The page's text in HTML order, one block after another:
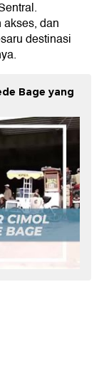
dan
destinasi
Bage yang